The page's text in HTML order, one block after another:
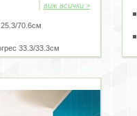
виж всички >
70.6см
33.3/33.3см